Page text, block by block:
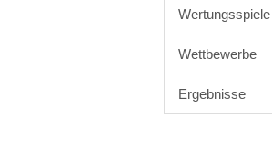
Wertungsspiele
Wettbewerbe
Ergebnisse